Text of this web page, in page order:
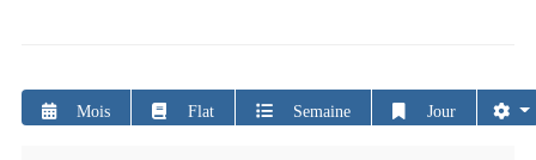
Mois Flat Semaine Jour